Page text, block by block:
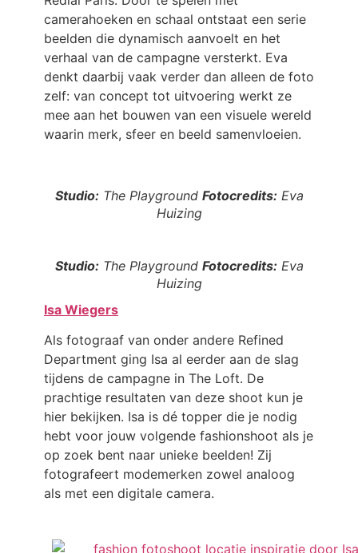
camerahoeken en schaal ontstaat een serie
beelden die dynamisch aanvoelt en het
verhaal van de campagne versterkt. Eva
denkt daarbij vaak verder dan alleen de foto
zelf: van concept tot uitvoering werkt ze
mee aan het bouwen van een visuele wereld
waarin merk, sfeer en beeld samenvloeien.
Studio: The Playground Fotocredits: Eva
Huizing
Studio: The Playground Fotocredits: Eva
Huizing
Isa Wiegers
Als fotograaf van onder andere Refined
Department ging Isa al eerder aan de slag
tijdens de campagne in The Loft. De
prachtige resultaten van deze shoot kun je
hier bekijken. Isa is dé topper die je nodig
hebt voor jouw volgende fashionshoot als je
op zoek bent naar unieke beelden! Zij
fotografeert modemerken zowel analoog
als met een digitale camera.